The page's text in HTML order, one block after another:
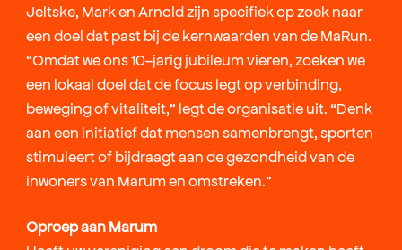
Jeltske, Mark en Arnold zijn specifiek op zoek naar
een doel dat past bij de kernwaarden van de MaRun.
“Omdat we ons 10-jarig jubileum vieren, zoeken we
een lokaal doel dat de focus legt op verbinding,
beweging of vitaliteit,” legt de organisatie uit. “Denk
aan een initiatief dat mensen samenbrengt, sporten
stimuleert of bijdraagt aan de gezondheid van de
inwoners van Marum en omstreken.”
Oproep aan Marum